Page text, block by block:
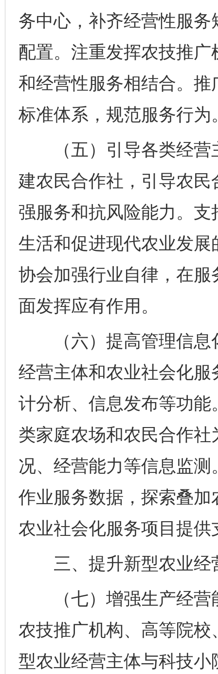
务中心，补齐经营性服
配置。注重发挥农技推
和经营性服务相结合。
标准体系，规范服务行为
（五）引导各类经营
建农民合作社，引导农
强服务和抗风险能力。
生活和促进现代农业发
协会加强行业自律，在
面发挥应有作用。
（六）提高管理信息
经营主体和农业社会化
计分析、信息发布等功
类家庭农场和农民合作
况、经营能力等信息监
作业服务数据，探索叠
农业社会化服务项目提供
三、提升新型农业经
（七）增强生产经营
农技推广机构、高等院
型农业经营主体与科技